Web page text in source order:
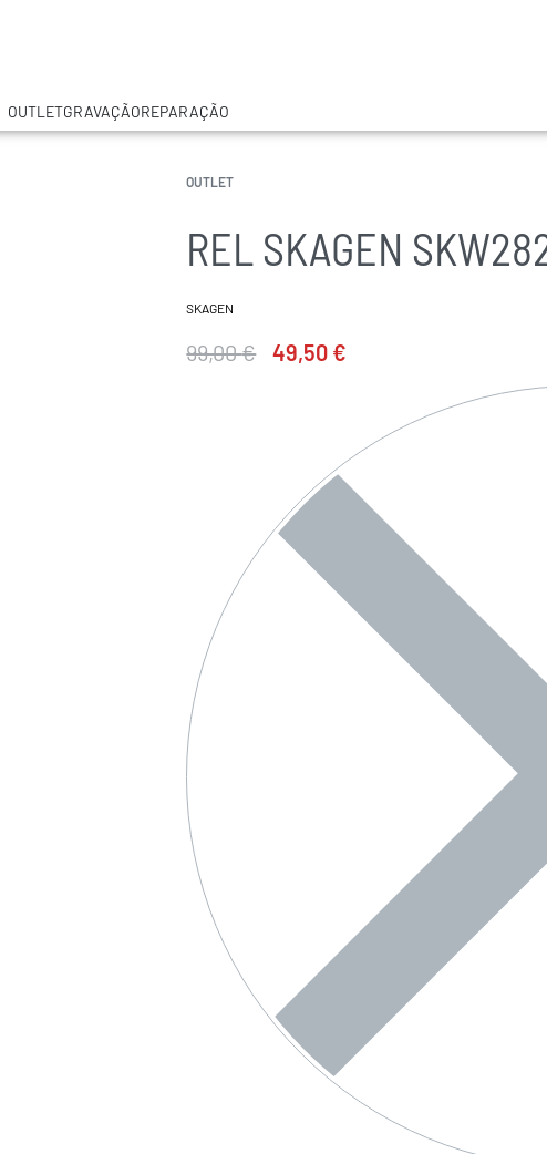
OUTLETGRAVAÇÃOREPARAÇÃO
OUTLET
REL SKAGEN
SKAGEN
99,00€ 49,50 €